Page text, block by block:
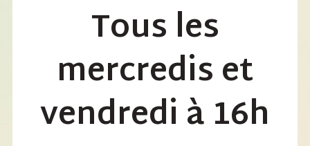
Tous les
mercredis et
vendredi à 16h